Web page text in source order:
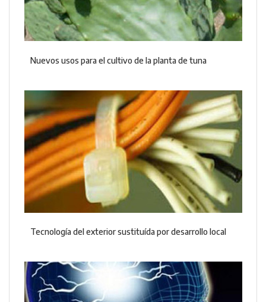
Nuevos usos para el cultivo de la planta de tuna
Tecnología del exterior sustituída por desarrollo local